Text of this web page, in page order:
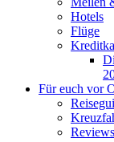
Hotels
Flüge
Für euch vor
Reviews